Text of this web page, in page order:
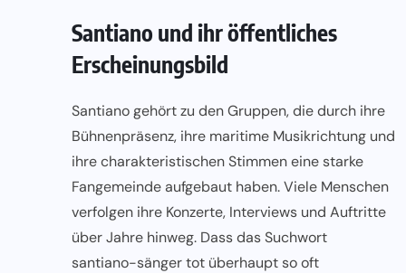
Santiano und ihr öffentliches
Erscheinungsbild
Santiano gehört zu den Gruppen, die durch ihre
Bühnenpräsenz, ihre maritime Musikrichtung und
ihre charakteristischen Stimmen eine starke
Fangemeinde aufgebaut haben. Viele Menschen
verfolgen ihre Konzerte, Interviews und Auftritte
über Jahre hinweg. Dass das Suchwort
santiano-sänger tot überhaupt so oft